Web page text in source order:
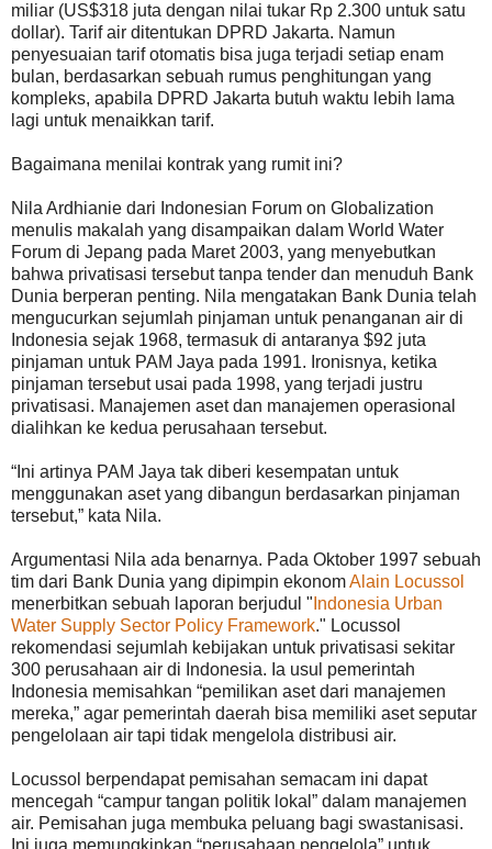
miliar (US$318 juta dengan nilai tukar Rp 2.300 untuk satu
dollar). Tarif air ditentukan DPRD Jakarta. Namun
penyesuaian tarif otomatis bisa juga terjadi setiap enam
bulan, berdasarkan sebuah rumus penghitungan yang
kompleks, apabila DPRD Jakarta butuh waktu lebih lama
lagi untuk menaikkan tarif.
Bagaimana menilai kontrak yang rumit ini?
Nila Ardhianie dari Indonesian Forum on Globalization
menulis makalah yang disampaikan dalam World Water
Forum di Jepang pada Maret 2003, yang menyebutkan
bahwa privatisasi tersebut tanpa tender dan menuduh Bank
Dunia berperan penting. Nila mengatakan Bank Dunia telah
mengucurkan sejumlah pinjaman untuk penanganan air di
Indonesia sejak 1968, termasuk di antaranya $92 juta
pinjaman untuk PAM Jaya pada 1991. Ironisnya, ketika
pinjaman tersebut usai pada 1998, yang terjadi justru
privatisasi. Manajemen aset dan manajemen operasional
dialihkan ke kedua perusahaan tersebut.
“Ini artinya PAM Jaya tak diberi kesempatan untuk
menggunakan aset yang dibangun berdasarkan pinjaman
tersebut,” kata Nila.
Argumentasi Nila ada benarnya. Pada Oktober 1997 sebuah
tim dari Bank Dunia yang dipimpin ekonomAlain Locussol
menerbitkan sebuah laporan berjudul " Indonesia Urban
Water Supply Sector Policy Framework." Locussol
rekomendasi sejumlah kebijakan untuk privatisasi sekitar
300 perusahaan air di Indonesia. Ia usul pemerintah
Indonesia memisahkan “pemilikan aset dari manajemen
mereka,” agar pemerintah daerah bisa memiliki aset seputar
pengelolaan air tapi tidak mengelola distribusi air.
Locussol berpendapat pemisahan semacam ini dapat
mencegah “campur tangan politik lokal” dalam manajemen
air. Pemisahan juga membuka peluang bagi swastanisasi.